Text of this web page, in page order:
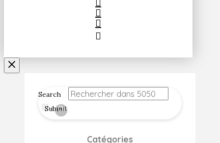
Search
Submit
Clear
Catégories